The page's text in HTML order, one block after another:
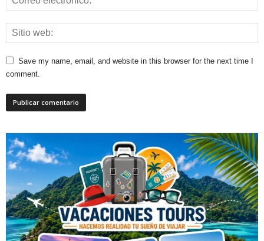
Save my name, email, and website in this browser for the next time I
comment.